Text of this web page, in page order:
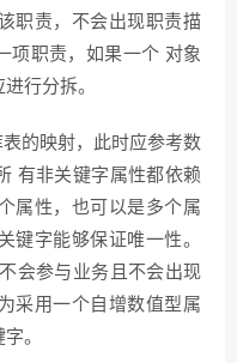
职责，不会出现职责描
项职责，如果一个 对象
行分拆。
的映射，此时应参考数
有非关键字属性都依赖
属性，也可以是多个属
键字能够保证唯一性。
会参与业务且不会出现
采用一个自增数值型属
。